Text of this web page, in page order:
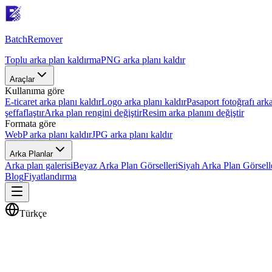
BatchRemover
Toplu arka plan kaldırmaPNG arka planı kaldır
Araçlar
Kullanıma göre
E-ticaret arka planı kaldırLogo arka planı kaldırPasaport fotoğrafı
şeffaflaştırArka plan rengini değiştirResim arka planını değiştir
Formata göre
WebP arka planı kaldırJPG arka planı kaldır
Arka Planlar
Arka plan galerisiBeyaz Arka Plan GörselleriSiyah Arka Plan
BlogFiyatlandırma
Türkçe